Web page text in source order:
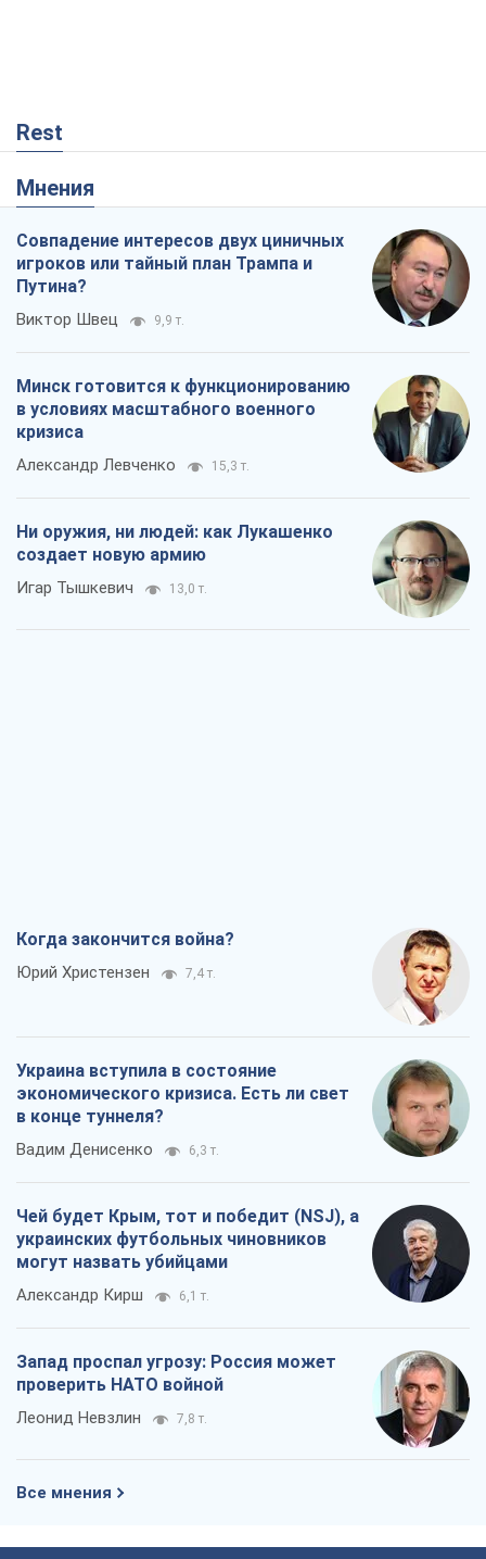
Rest
Мнения
Совпадение интересов двух циничных
игроков или тайный план Трампа и
Путина?
Виктор Швец 9,9 т.
Минск готовится к функционированию
в условиях масштабного военного
кризиса
Александр Левченко 15,3 т.
Ни оружия, ни людей: как Лукашенко
создает новую армию
Игар Тышкевич 13,0 т.
Когда закончится война?
Юрий Христензен 7,4 т.
Украина вступила в состояние
экономического кризиса. Есть ли свет
в конце туннеля?
Вадим Денисенко 6,3 т.
Чей будет Крым, тот и победит (NSJ), а
украинских футбольных чиновников
могут назвать убийцами
Александр Кирш 6,1 т.
Запад проспал угрозу: Россия может
проверить НАТО войной
Леонид Невзлин 7,8 т.
Все мнения